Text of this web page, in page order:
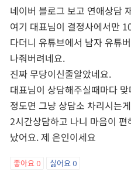
네이버 블로그 보고 연애상담
여기 대표님이 결정사에서만
다더니 유튜브에서 남자 유튜
나줘버려네요.
진짜 무당이신줄알았네요.
대표님이 상담해주실때마다
정도면 그냥 상담소 차리시는
2시간상담하고 나니 마음이
났어요. 제 은인이세요
좋아요 0 싫어요0